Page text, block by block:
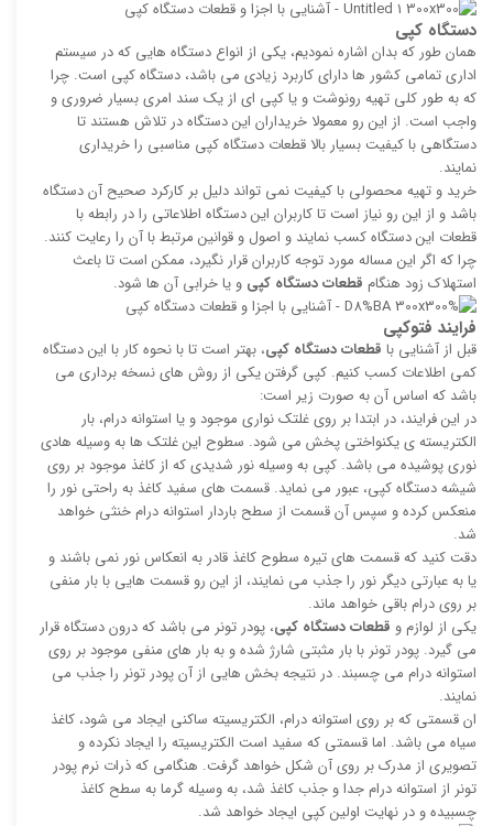
دستگاه کپی
همان طور که بدان اشاره نمودیم، یکی از انواع دستگاه هایی که در سیستم
اداری تمامی کشور ها دارای کاربرد زیادی می باشد، دستگاه کپی است. چرا
که به طور کلی تهیه رونوشت و یا کپی ای از یک سند امری بسیار ضروری و
واجب است. از این رو معمولا خریداران این دستگاه در تلاش هستند تا
دستگاهی با کیفیت بسیار بالا قطعات دستگاه کپی مناسبی را خریداری
نمایند.
خرید و تهیه محصولی با کیفیت نمی تواند دلیل بر کارکرد صحیح آن دستگاه
باشد و از این رو نیاز است تا کاربران این دستگاه اطلاعاتی را در رابطه با
قطعات این دستگاه کسب نمایند و اصول و قوانین مرتبط با آن را رعایت کنند.
چرا که اگر این مساله مورد توجه کاربران قرار نگیرد، ممکن است تا باعث
استهلاک زود هنگام قطعات دستگاه کپی و یا خرابی آن ها شود.
فرایند فتوکپی
قبل از آشنایی با قطعات دستگاه کپی، بهتر است تا با نحوه کار با این دستگاه
کمی اطلاعات کسب کنیم. کپی گرفتن یکی از روش های نسخه برداری می
باشد که اساس آن به صورت زیر است:
در این فرایند، در ابتدا بر روی غلتک نواری موجود و یا استوانه درام، بار
الکتریسته ی یکنواختی پخش می شود. سطوح این غلتک ها به وسیله هادی
نوری پوشیده می باشد. کپی به وسیله نور شدیدی که از کاغذ موجود بر روی
شیشه دستگاه کپی، عبور می نماید. قسمت های سفید کاغذ به راحتی نور را
منعکس کرده و سپس آن قسمت از سطح باردار استوانه درام خنثی خواهد
شد.
دقت کنید که قسمت های تیره سطوح کاغذ قادر به انعکاس نور نمی باشند و
یا به عبارتی دیگر نور را جذب می نمایند، از این رو قسمت هایی با بار منفی
بر روی درام باقی خواهد ماند.
یکی از لوازم و قطعات دستگاه کپی، پودر تونر می باشد که درون دستگاه قرار
می گیرد. پودر تونر با بار مثبتی شارژ شده و به بار های منفی موجود بر روی
استوانه درام می چسبند. در نتیجه بخش هایی از آن پودر تونر را جذب می
نمایند.
ان قسمتی که بر روی استوانه درام، الکتریسیته ساکنی ایجاد می شود، کاغذ
سیاه می باشد. اما قسمتی که سفید است الکتریسیته را ایجاد نکرده و
تصویری از مدرک بر روی آن شکل خواهد گرفت. هنگامی که ذرات نرم پودر
تونر از استوانه درام جدا و جذب کاغذ شد، به وسیله گرما به سطح کاغذ
چسبیده و در نهایت اولین کپی ایجاد خواهد شد.